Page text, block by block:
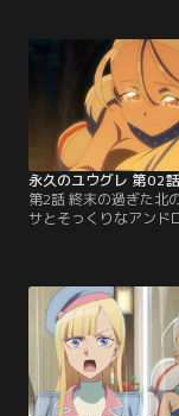
とでいっぱい。長年
って、家族同然の存
サとの関係をどうした
れるのか日々、悩んで
トワサもアキラのこ
意識しているが…。【
イチャンネル】
永久のユウグレ 第02話
第2話 終末の過ぎた北
サとそっくりなアンド
と一緒に行動すること
真樹家があるトーキ
旅を始める。ハコダ
った2人が出会ったの
なることを夢見る少女
【提供：バンダイチャ